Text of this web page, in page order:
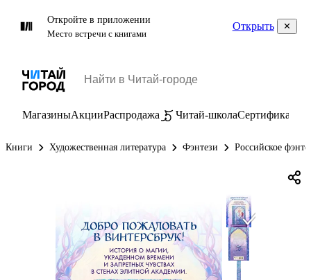
Откройте в приложении
Место встречи с книгами
Открыть
МагазиныАкцииРаспродажа Читай-школаСертификаты
Книги Художественная литература Фэнтези Российское